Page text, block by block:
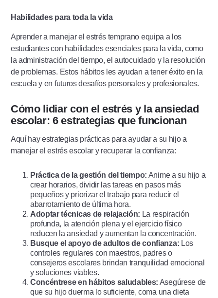
Habilidades para toda la vida
Aprender a manejar el estrés temprano equipa a los
estudiantes con habilidades esenciales para la vida, como
la administración del tiempo, el autocuidado y la resolución
de problemas. Estos hábitos les ayudan a tener éxito en la
escuela y en futuros desafíos personales y profesionales.
Cómo lidiar con el estrés y la ansiedad
escolar: 6 estrategias que funcionan
Aquí hay estrategias prácticas para ayudar a su hijo a
manejar el estrés escolar y recuperar la confianza:
Práctica de la gestión del tiempo: Anime a su hijo a
crear horarios, dividir las tareas en pasos más
pequeños y priorizar el trabajo para reducir el
abarrotamiento de última hora.
Adoptar técnicas de relajación: La respiración
profunda, la atención plena y el ejercicio físico
reducen la ansiedad y aumentan la concentración.
Busque el apoyo de adultos de confianza: Los
controles regulares con maestros, padres o
consejeros escolares brindan tranquilidad emocional
y soluciones viables.
Concéntrese en hábitos saludables: Asegúrese de
que su hijo duerma lo suficiente, coma una dieta